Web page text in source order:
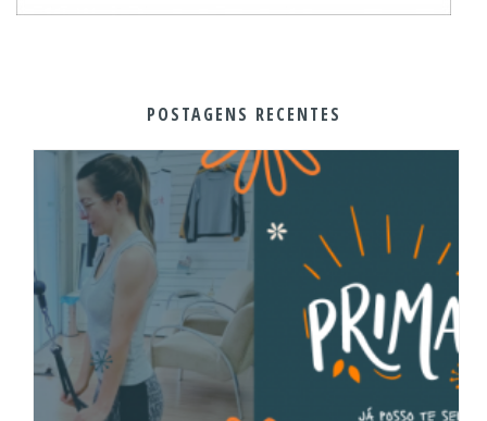
POSTAGENS RECENTES